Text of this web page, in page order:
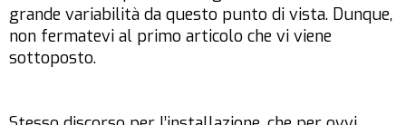
grande variabilità da questo punto di vista. Dunque,
non fermatevi al primo articolo che vi viene
sottoposto.